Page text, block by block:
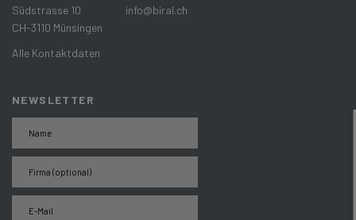
Südstrasse 10
CH-3110 Münsingen
Alle Kontaktdaten
info@biral.ch
NEWSLETTER